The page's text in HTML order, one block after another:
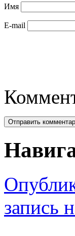
Имя
E-mail
запись